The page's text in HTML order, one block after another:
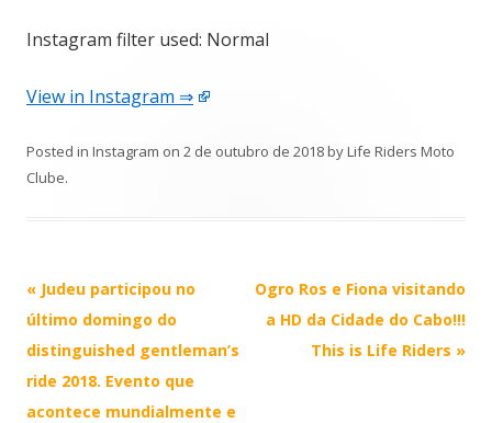
Instagram filter used: Normal
View in Instagram ⇒
Posted in Instagram on 2 de outubro de 2018byLife Riders Moto
Clube.
Post
navigation
« Judeu participou no
último domingo do
distinguished gentleman’s
ride 2018. Evento que
acontece mundialmente e
Ogro Ros e Fiona visitando
a HD da Cidade do Cabo!!!
This is Life Riders »